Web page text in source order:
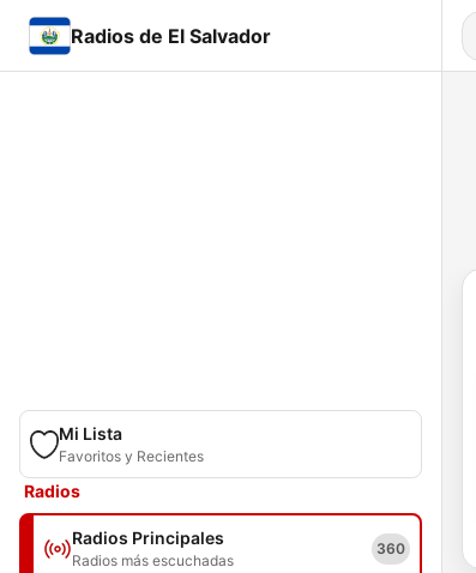
Radios de El Salvador
Mi Lista
Favoritos y Recientes
Radios
Radios Principales
Radios más escuchadas
360